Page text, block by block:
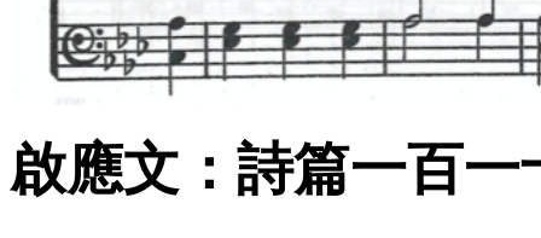
啟應文：詩篇一百